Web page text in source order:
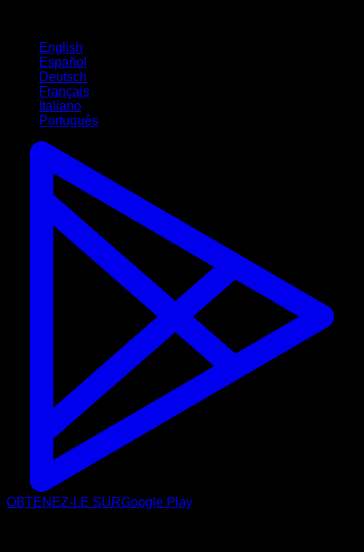
English
Español
Deutsch
Français
Italiano
Português
OBTENEZ-LE SURGoogle Play